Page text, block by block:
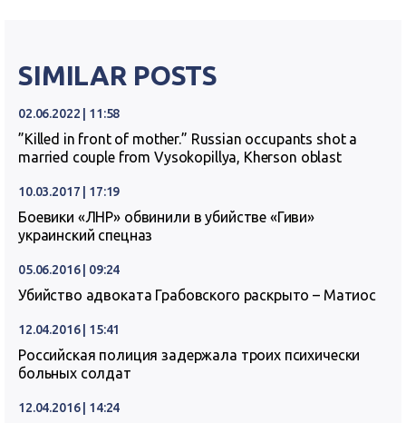
SIMILAR POSTS
02.06.2022 | 11:58
”Killed in front of mother.” Russian occupants shot a
married couple from Vysokopillya, Kherson oblast
10.03.2017 | 17:19
Боевики «ЛНР» обвинили в убийстве «Гиви»
украинский спецназ
05.06.2016 | 09:24
Убийство адвоката Грабовского раскрыто – Матиос
12.04.2016 | 15:41
Российская полиция задержала троих психически
больных солдат
12.04.2016 | 14:24